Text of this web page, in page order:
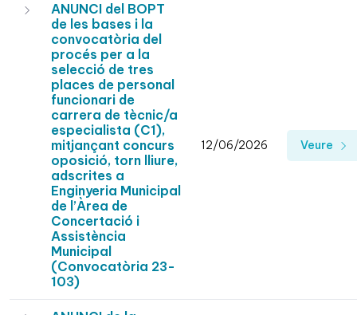
ANUNCI del BOPT
de les bases i la
convocatòria del
procés per a la
selecció de tres
places de personal
funcionari de
carrera de tècnic/a
especialista (C1),
mitjançant concurs
oposició, torn lliure,
adscrites a
Enginyeria Municipal
de l’Àrea de
Concertació i
Assistència
Municipal
(Convocatòria 23-
103)
12/06/2026 Veure